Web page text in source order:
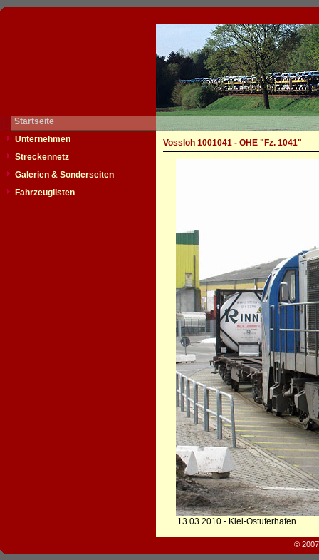
Startseite
Unternehmen
Streckennetz
Galerien & Sonderseiten
Fahrzeuglisten
Vossloh 1001041 - OHE "Fz. 1041"
13.03.2010 - Kiel-Ostuferhafen
©